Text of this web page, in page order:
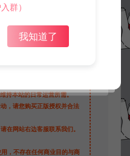
持本站的日常运营所需。
，请您购买正版授权并合法
在网站右边客服联系我们。
，不存在任何商业目的与商
群）
我知道了